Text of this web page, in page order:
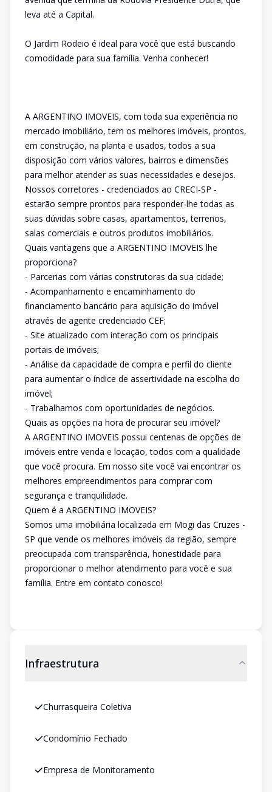
leva até a Capital.
O Jardim Rodeio é ideal para você que está buscando
comodidade para sua família. Venha conhecer!
A ARGENTINO IMOVEIS, com toda sua experiência no
mercado imobiliário, tem os melhores imóveis, prontos,
em construção, na planta e usados, todos a sua
disposição com vários valores, bairros e dimensões
para melhor atender as suas necessidades e desejos.
Nossos corretores - credenciados ao CRECI-SP -
estarão sempre prontos para responder-lhe todas as
suas dúvidas sobre casas, apartamentos, terrenos,
salas comerciais e outros produtos imobiliários.
Quais vantagens que a ARGENTINO IMOVEIS lhe
proporciona?
- Parcerias com várias construtoras da sua cidade;
- Acompanhamento e encaminhamento do
financiamento bancário para aquisição do imóvel
através de agente credenciado CEF;
- Site atualizado com interação com os principais
portais de imóveis;
- Análise da capacidade de compra e perfil do cliente
para aumentar o índice de assertividade na escolha do
imóvel;
- Trabalhamos com oportunidades de negócios.
Quais as opções na hora de procurar seu imóvel?
A ARGENTINO IMOVEIS possui centenas de opções de
imóveis entre venda e locação, todos com a qualidade
que você procura. Em nosso site você vai encontrar os
melhores empreendimentos para comprar com
segurança e tranquilidade.
Quem é a ARGENTINO IMOVEIS?
Somos uma imobiliária localizada em Mogi das Cruzes -
SP que vende os melhores imóveis da região, sempre
preocupada com transparência, honestidade para
proporcionar o melhor atendimento para você e sua
família. Entre em contato conosco!
Infraestrutura
Churrasqueira Coletiva
Condomínio Fechado
Empresa de Monitoramento